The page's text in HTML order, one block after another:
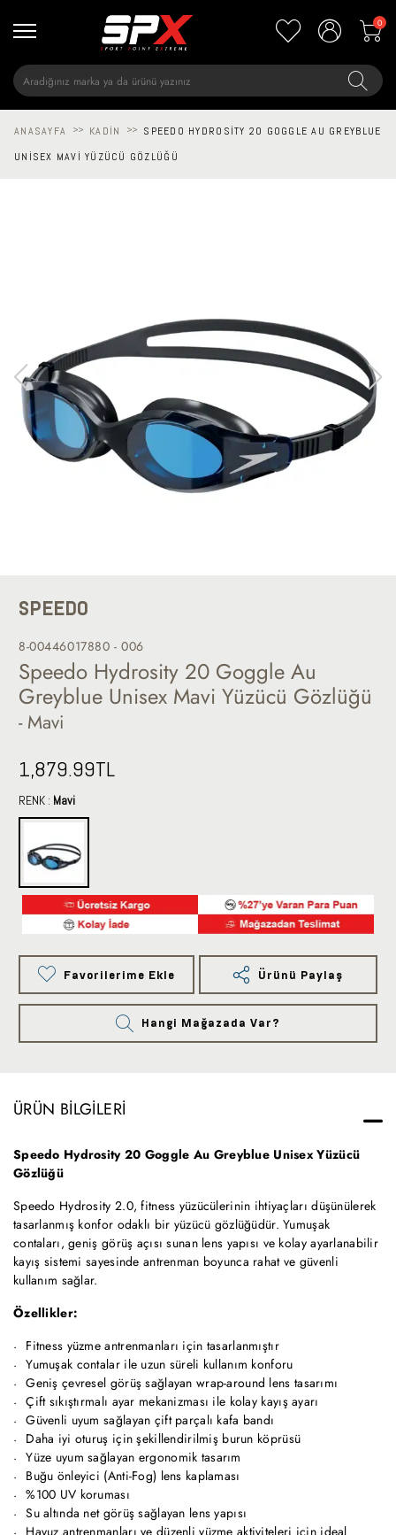
0
ANASAYFA >> KADIN >>
SPEEDO HYDROSITY 20 GOGGLE AU GREYBLUE
UNISEX MAVI YÜZÜCÜ GÖZLÜĞÜ
SPEEDO
8-00446017880 - 006
Speedo Hydrosity 20 Goggle Au
Greyblue Unisex Mavi Yüzücü Gözlüğü
- Mavi
1,879.99TL
RENK : Mavi
Favorilerime Ekle Ürünü Paylaş
Hangi Mağazada Var?
ÜRÜN BILGILERI
Speedo Hydrosity 20 Goggle Au Greyblue Unisex Yüzücü
Gözlüğü
Speedo Hydrosity 2.0, fitness yüzücülerinin ihtiyaçları düşünülerek
tasarlanmış konfor odaklı bir yüzücü gözlüğüdür. Yumuşak
contaları, geniş görüş açısı sunan lens yapısı ve kolay ayarlanabilir
kayış sistemi sayesinde antrenman boyunca rahat ve güvenli
kullanım sağlar.
Özellikler:
Fitness yüzme antrenmanları için tasarlanmıştır
Yumuşak contalar ile uzun süreli kullanım konforu
Geniş çevresel görüş sağlayan wrap-around lens tasarımı
Çift sıkıştırmalı ayar mekanizması ile kolay kayış ayarı
Güvenli uyum sağlayan çift parçalı kafa bandı
Daha iyi oturuş için şekillendirilmiş burun köprüsü
Yüze uyum sağlayan ergonomik tasarım
Buğu önleyici (Anti-Fog) lens kaplaması
%100 UV koruması
Su altında net görüş sağlayan lens yapısı
Havuz antrenmanları ve düzenli yüzme aktiviteleri için ideal